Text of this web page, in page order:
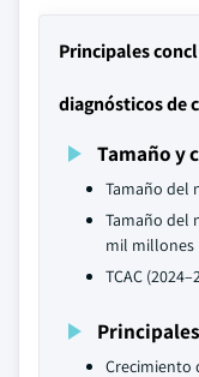
Principales
diagnósticos de
Tamaño y
Tamaño del
Tamaño del
mil millones
TCAC
Crecimiento